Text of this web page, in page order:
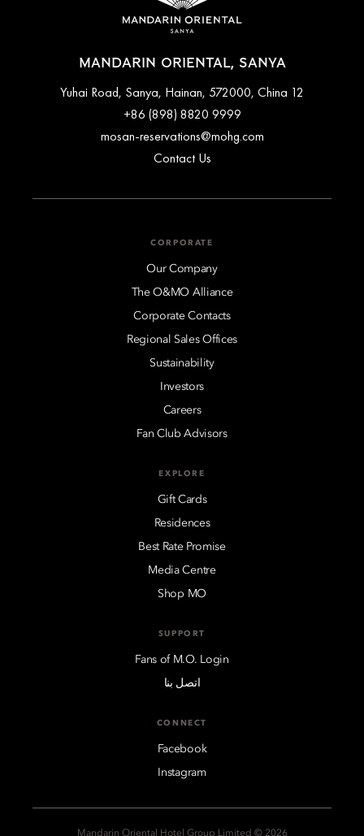
MANDARIN ORIENTAL, SANYA
12 Yuhai Road, Sanya, Hainan, 572000, China
+86 (898) 8820 9999
mosan-reservations@mohg.com
Contact Us
CORPORATE
Our Company
The O&MO Alliance
Corporate Contacts
Regional Sales Offices
Sustainability
Investors
Careers
Fan Club Advisors
EXPLORE
Gift Cards
Residences
Best Rate Promise
Media Centre
Shop MO
SUPPORT
Fans of M.O. Login
اتصل بنا
CONNECT
Facebook
Instagram
2026 © Mandarin Oriental Hotel Group Limited